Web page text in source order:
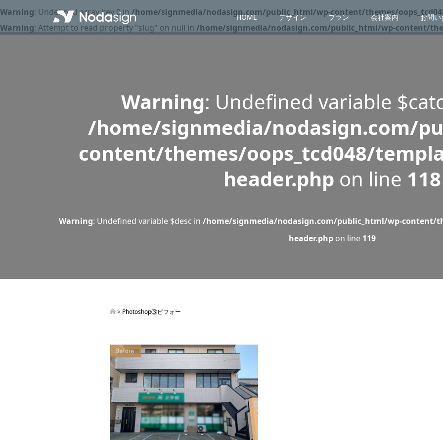
HOME デザイン プラン 会社案内 お問い
Warning: Undefined array key 0 in/home/signmedia/nodasign.com/public_html/wp-content/themes/
Warning: Attempt to read property "slug" on null in /home/signmedia/nodasign.com/public_html/wp-content/
Warning: Undefined variable
/home/signmedia/nodasign.com/
content/themes/oops_tcd048/
header.php on line 118
Warning: Undefined variable $desc in /home/signmedia/nodasign.com/public_html/wp-content/
header.php on line 119
> Photoshop③ビフォー